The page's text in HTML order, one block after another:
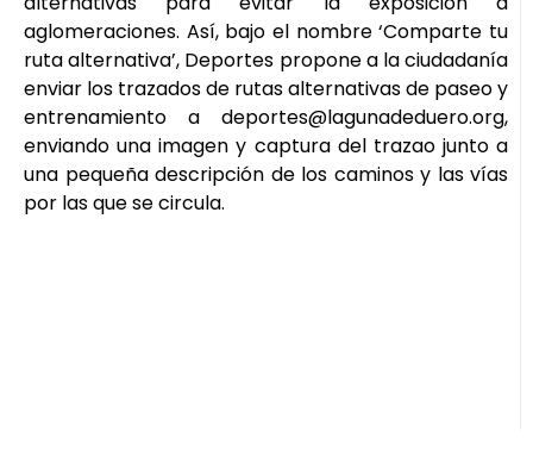
aglomeraciones. Así, bajo el nombre ‘Comparte tu
ruta alternativa’, Deportes propone a la ciudadanía
enviar los trazados de rutas alternativas de paseo y
entrenamiento a deportes@lagunadeduero.org,
enviando una imagen y captura del trazao junto a
una pequeña descripción de los caminos y las vías
por las que se circula.